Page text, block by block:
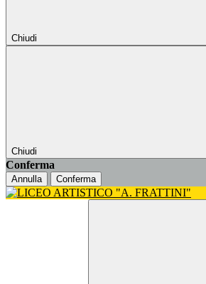
Chiudi
Chiudi
Conferma
Annulla Conferma